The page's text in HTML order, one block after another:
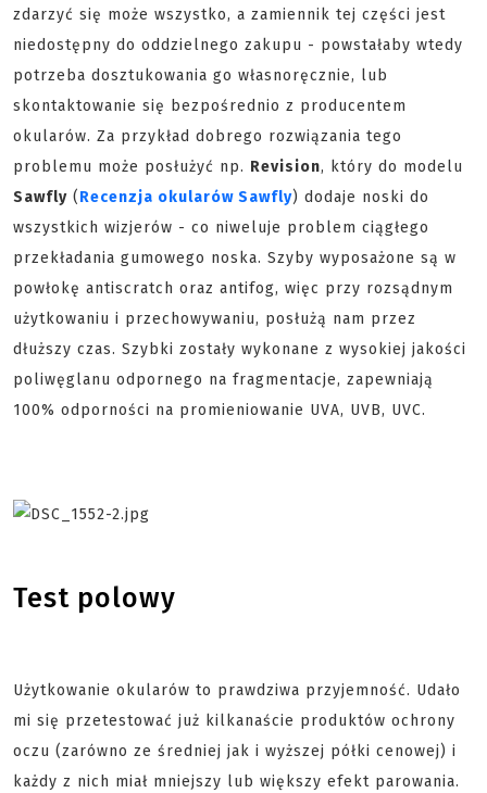
zdarzyć się może wszystko, a zamiennik tej części jest
niedostępny do oddzielnego zakupu - powstałaby wtedy
potrzeba dosztukowania go własnoręcznie, lub
skontaktowanie się bezpośrednio z producentem
okularów. Za przykład dobrego rozwiązania tego
problemu może posłużyć np. Revision, który do modelu
Sawfly (Recenzja okularów Sawfly) dodaje noski do
wszystkich wizjerów - co niweluje problem ciągłego
przekładania gumowego noska. Szyby wyposażone są w
powłokę antiscratch oraz antifog, więc przy rozsądnym
użytkowaniu i przechowywaniu, posłużą nam przez
dłuższy czas. Szybki zostały wykonane z wysokiej jakości
poliwęglanu odpornego na fragmentacje, zapewniają
100% odporności na promieniowanie UVA, UVB, UVC.
Test polowy
Użytkowanie okularów to prawdziwa przyjemność. Udało
mi się przetestować już kilkanaście produktów ochrony
oczu (zarówno ze średniej jak i wyższej półki cenowej) i
każdy z nich miał mniejszy lub większy efekt parowania.